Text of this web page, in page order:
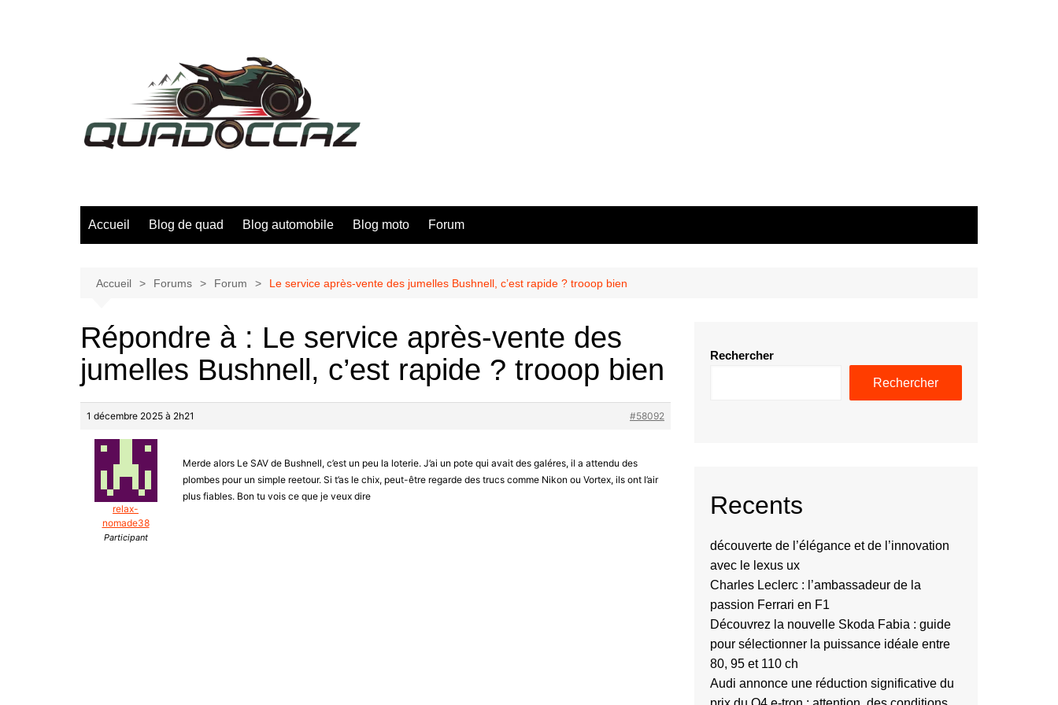
Accueil Blog de quad Blog automobile Blog moto Forum
Accueil Forums Forum Le service après-vente des jumelles Bushnell, c’est rapide ? trooop bien
Répondre à : Le service après-vente des
jumelles Bushnell, c’est rapide ? trooop bien
1 décembre 2025 à 2h21 #58092
relax-
nomade38
Participant
Merde alors Le SAV de Bushnell, c’est un peu la loterie. J’ai un pote qui avait des galéres, il a attendu des
plombes pour un simple reetour. Si t’as le chix, peut-être regarde des trucs comme Nikon ou Vortex, ils ont l’air
plus fiables. Bon tu vois ce que je veux dire
Rechercher
Rechercher
Recents
découverte de l’élégance et de l’innovation
avec le lexus ux
Charles Leclerc : l’ambassadeur de la
passion Ferrari en F1
Découvrez la nouvelle Skoda Fabia : guide
pour sélectionner la puissance idéale entre
80, 95 et 110 ch
Audi annonce une réduction significative du